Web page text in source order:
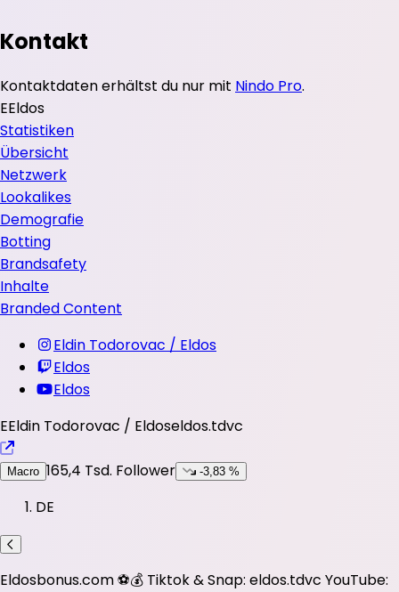
Kontakt
Kontaktdaten erhältst du nur mit Nindo Pro.
EEldos
Statistiken
Übersicht
Netzwerk
Lookalikes
Demografie
Botting
Brandsafety
Inhalte
Branded Content
Eldin Todorovac / Eldos
Eldos
Eldos
EEldin Todorovac / Eldoseldos.tdvc
Macro 165,4 Tsd. Follower -3,83 %
DE
Eldosbonus.com ⚽️💰 Tiktok & Snap: eldos.tdvc YouTube: